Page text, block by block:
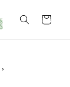
Panier